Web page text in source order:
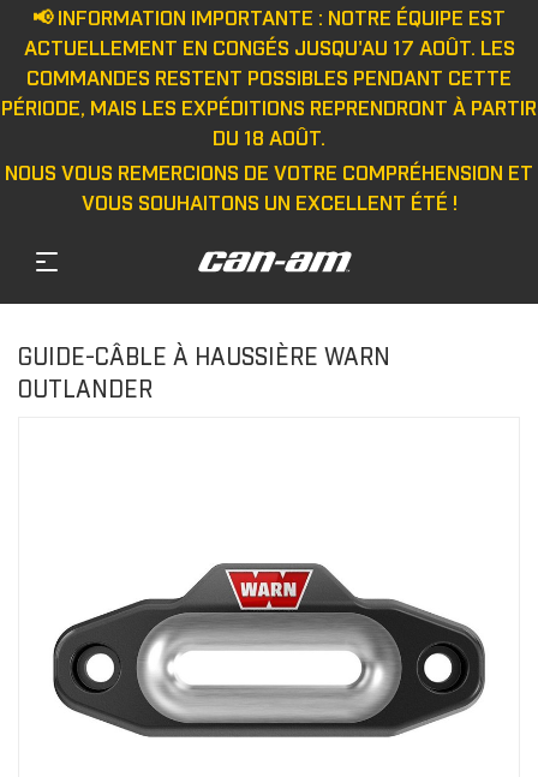
📢 INFORMATION IMPORTANTE : NOTRE ÉQUIPE EST
ACTUELLEMENT EN CONGÉS JUSQU'AU 17 AOÛT. LES
COMMANDES RESTENT POSSIBLES PENDANT CETTE
PÉRIODE, MAIS LES EXPÉDITIONS REPRENDRONT À PARTIR
DU 18 AOÛT.
NOUS VOUS REMERCIONS DE VOTRE COMPRÉHENSION ET
VOUS SOUHAITONS UN EXCELLENT ÉTÉ !
GUIDE-CÂBLE À HAUSSIÈRE WARN
OUTLANDER